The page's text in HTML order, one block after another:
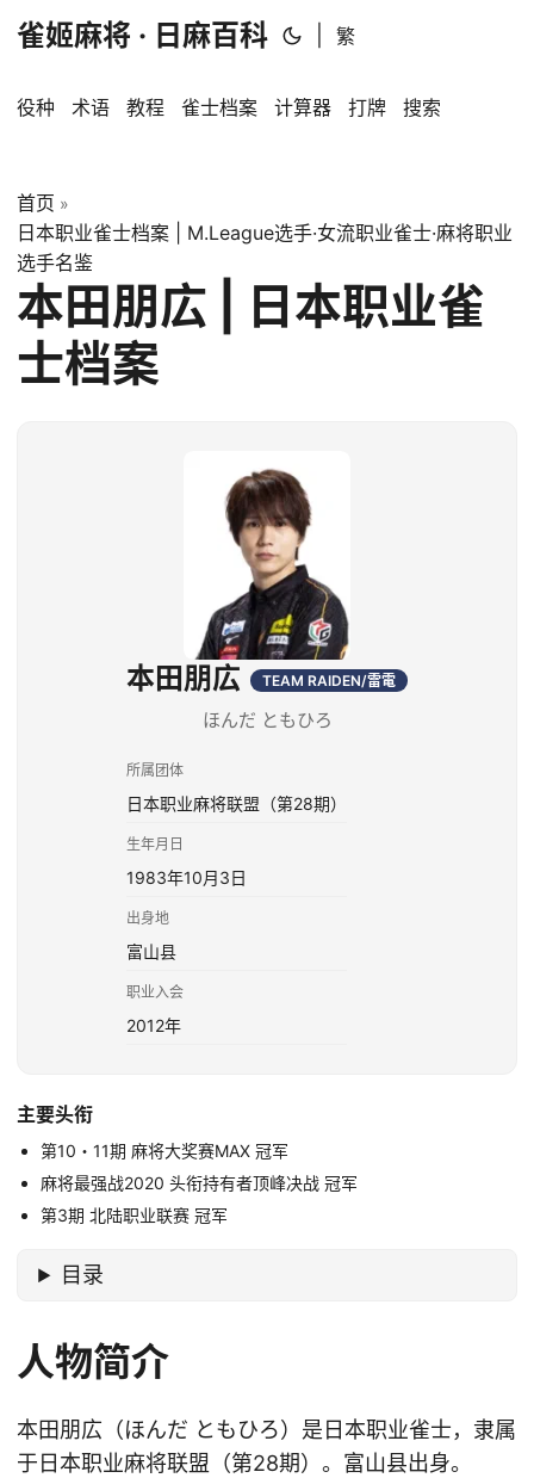
雀姬麻将 · 日麻百科 繁
役种 术语 教程 雀士档案 计算器 打牌 搜索
首页 »
日本职业雀士档案 | M.League选手·女流职业雀士·麻将职业
选手名鉴
本田朋広 | 日本职业雀
士档案
本田朋広 TEAM RAIDEN/雷電
ほんだ ともひろ
所属团体
日本职业麻将联盟（第28期）
生年月日
1983年10月3日
出身地
富山县
职业入会
2012年
主要头衔
第10・11期 麻将大奖赛MAX 冠军
麻将最强战2020 头衔持有者顶峰决战 冠军
第3期 北陆职业联赛 冠军
目录
人物简介
本田朋広（ほんだ ともひろ）是日本职业雀士，隶属
于日本职业麻将联盟（第28期）。富山县出身。